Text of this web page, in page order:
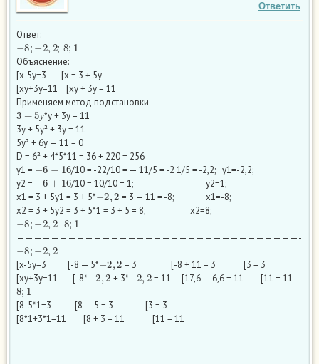
Ответить
Ответ:
−8;−2,2
;
8 1
Объяснение:
[x-5y=3 [x = 3 + 5y
[xy+3y=11 [xy + 3y = 11
Применяем метод подстановки
3+5у
*у + 3у = 11
3у + 5у² + 3у = 11
5у² + 6у — 11 = 0
D = 6² + 4*5*11 = 36 + 220 = 256
y1 =
− 6− 16
/10 = -22/10 = — 11/5 = -2 1/5 = -2,2; y1=-2,2;
y2 =
6+ 16
/10 = 10/10 = 1; y2=1;
x1 = 3 + 5y1 = 3 + 5*
−2,2
= 3 — 11 = -8; x1=-8;
x2 = 3 + 5y2 = 3 + 5*1 = 3 + 5 = 8; x2=8;
−8; 2 2 8 1
—————————————————————————————————-
8; 2
[x-5y=3 [-8 — 5*
2,
= 3 [-8 + 11 = 3 [3 = 3
[xy+3y=11 [-8*
−2,
+ 3*
−2,
= 11 [17,6 — 6,6 = 11 [11 = 11
8;1
[8-5*1=3 [8 — 5 = 3 [3 = 3
[8*1+3*1=11 [8 + 3 = 11 [11 = 11